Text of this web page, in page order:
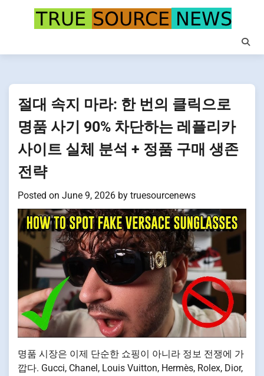
절대 속지 마라: 한 번의 클릭으로
명품 사기 90% 차단하는 레플리카
사이트 실체 분석 + 정품 구매 생존
전략
Posted on June 9, 2026 by truesourcenews
명품 시장은 이제 단순한 쇼핑이 아니라 정보 전쟁에 가
깝다. Gucci, Chanel, Louis Vuitton, Hermès, Rolex, Dior,